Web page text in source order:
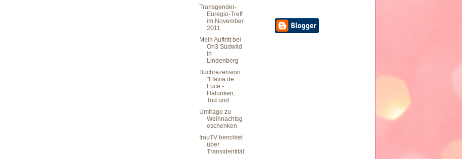
Transgender-
Euregio-Treff
im November
2011
Mein Auftritt bei
On3 Südwild
in
Lindenberg
Buchrezension:
"Flavia de
Luce -
Halunken,
Tod und...
Umfrage zu
Weihnachtsg
eschenken
frauTV berichtet
über
Transidentität